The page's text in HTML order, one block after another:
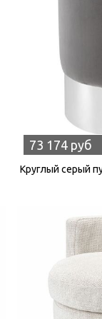
73 174 руб
Круглый серый